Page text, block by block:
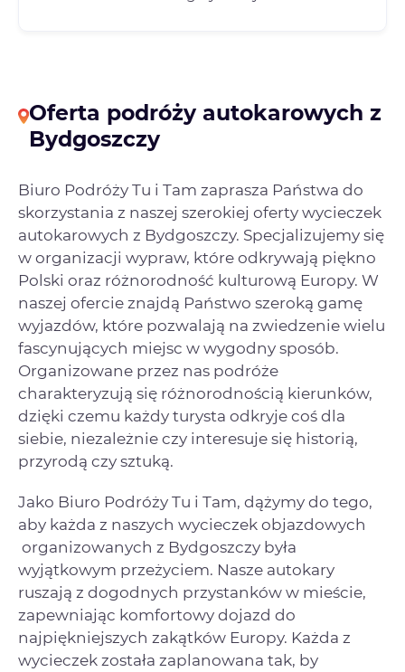
Oferta podróży autokarowych z
Bydgoszczy
Biuro Podróży Tu i Tam zaprasza Państwa do
skorzystania z naszej szerokiej oferty wycieczek
autokarowych z Bydgoszczy. Specjalizujemy się
w organizacji wypraw, które odkrywają piękno
Polski oraz różnorodność kulturową Europy. W
naszej ofercie znajdą Państwo szeroką gamę
wyjazdów, które pozwalają na zwiedzenie wielu
fascynujących miejsc w wygodny sposób.
Organizowane przez nas podróże
charakteryzują się różnorodnością kierunków,
dzięki czemu każdy turysta odkryje coś dla
siebie, niezależnie czy interesuje się historią,
przyrodą czy sztuką.
Jako Biuro Podróży Tu i Tam, dążymy do tego,
aby każda z naszych wycieczek objazdowych
organizowanych z Bydgoszczy była
wyjątkowym przeżyciem. Nasze autokary
ruszają z dogodnych przystanków w mieście,
zapewniając komfortowy dojazd do
najpiękniejszych zakątków Europy. Każda z
wycieczek została zaplanowana tak, by